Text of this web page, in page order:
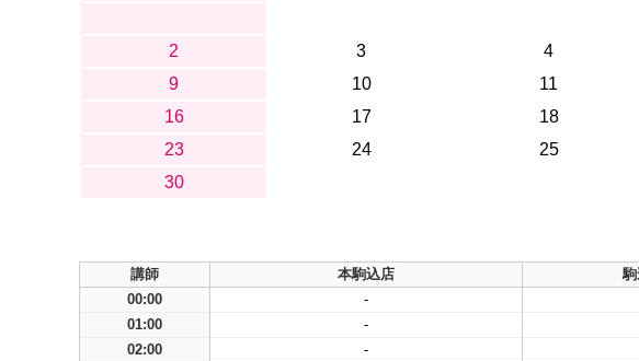
2
3 4
9
10 11
16
17 18
23
24 25
30
講師 本駒込店
00:00
-
01:00
-
02:00
-